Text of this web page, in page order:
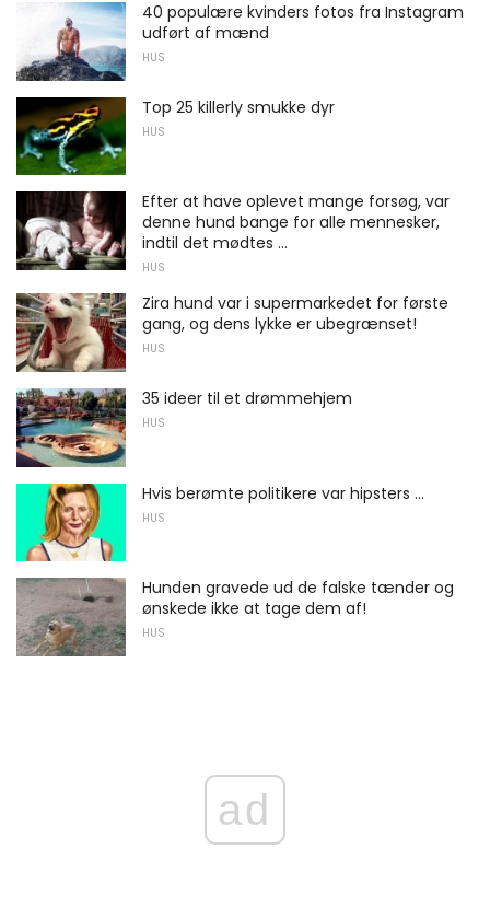
40 populære kvinders fotos fra Instagram
udført af mænd
HUS
Top 25 killerly smukke dyr
HUS
Efter at have oplevet mange forsøg, var
denne hund bange for alle mennesker,
indtil det mødtes ...
HUS
Zira hund var i supermarkedet for første
gang, og dens lykke er ubegrænset!
HUS
35 ideer til et drømmehjem
HUS
Hvis berømte politikere var hipsters ...
HUS
Hunden gravede ud de falske tænder og
ønskede ikke at tage dem af!
HUS
ad